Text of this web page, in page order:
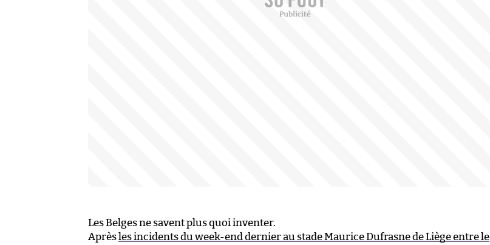
Les Belges ne savent plus quoi inventer.
Après les incidents du week-end dernier au stade Maurice Dufrasne de Liège entre le